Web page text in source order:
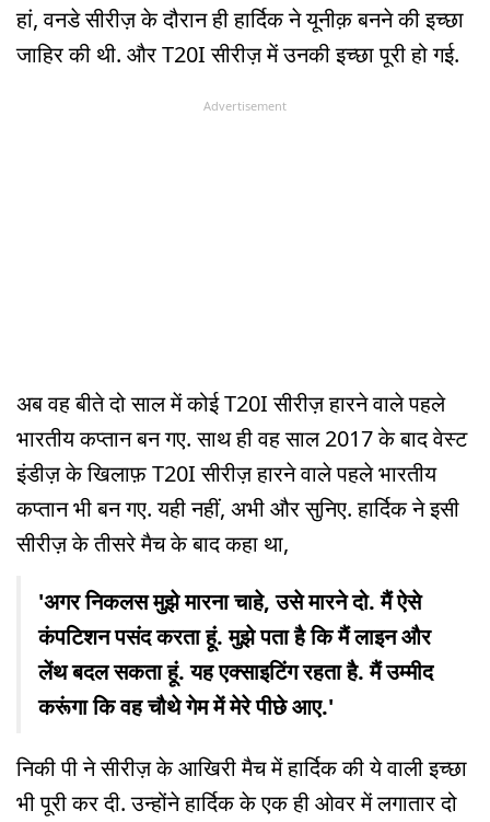
हां, वनडे सीरीज़ के दौरान ही हार्दिक ने यूनीक़ बनने की इच्छा
जाहिर की थी. और T20I सीरीज़ में उनकी इच्छा पूरी हो गई.
Advertisement
अब वह बीते दो साल में कोई T20I सीरीज़ हारने वाले पहले
भारतीय कप्तान बन गए. साथ ही वह साल 2017 के बाद वेस्ट
इंडीज़ के खिलाफ़ T20I सीरीज़ हारने वाले पहले भारतीय
कप्तान भी बन गए. यही नहीं, अभी और सुनिए. हार्दिक ने इसी
सीरीज़ के तीसरे मैच के बाद कहा था,
'अगर निकलस मुझे मारना चाहे, उसे मारने दो. मैं ऐसे
कंपटिशन पसंद करता हूं. मुझे पता है कि मैं लाइन और
लेंथ बदल सकता हूं. यह एक्साइटिंग रहता है. मैं उम्मीद
करूंगा कि वह चौथे गेम में मेरे पीछे आए.'
निकी पी ने सीरीज़ के आखिरी मैच में हार्दिक की ये वाली इच्छा
भी पूरी कर दी. उन्होंने हार्दिक के एक ही ओवर में लगातार दो